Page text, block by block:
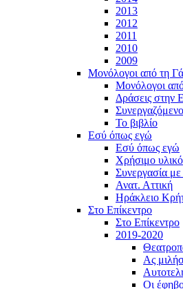
2013
2012
2011
2010
2009
Μονόλογοι από τη
Μονόλογοι
Δράσεις στην
To βιβλίο
Εσύ όπως εγώ
Εσύ όπως εγώ
Χρήσιμο υλικό
Συνεργασία
Ανατ. Αττική
Ηράκλειο
Στο Επίκεντρο
Στο Επίκεντρο
2019-2020
Ας
Οι